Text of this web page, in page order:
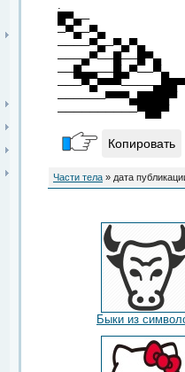
█▀▄─
─▀▄─▀▄
────▀▄─▀▄▀▄
───▄▀──█──█▀▄
──█▄▄──█▄▀──▀▄
───▀▄▀▀▀────▄██▀
──────▀▀▀▄████▀
──────────▀██▀
Копировать
Части тела » дата
Быки из